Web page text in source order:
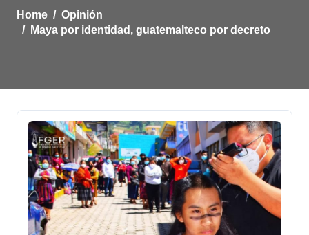
Home
Opinión
Maya por identidad, guatemalteco por decreto